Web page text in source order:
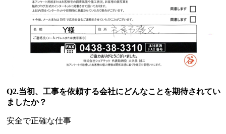
Q2.当初、工事を依頼する会社にどんなことを期待されてい
ましたか？
安全で正確な仕事